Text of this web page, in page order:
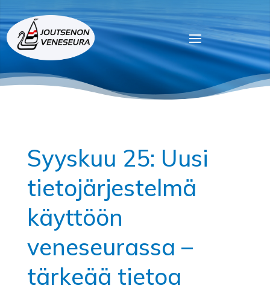
Syyskuu 25: Uusi
tietojärjestelmä
käyttöön
veneseurassa –
tärkeää tietoa